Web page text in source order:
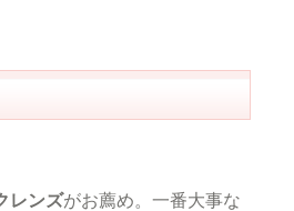
レンズがお薦め。一番大事な